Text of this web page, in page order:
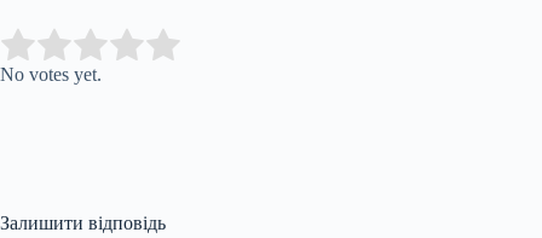
Rate this item:
No votes yet.
Залишити відповідь